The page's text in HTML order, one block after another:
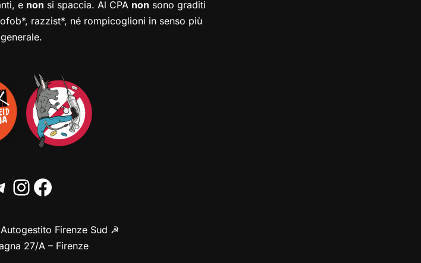
e non si spaccia. Al CPA non sono graditi
razzist*, né rompicoglioni in senso più
generale.
Firenze Sud ☭
27/A – Firenze